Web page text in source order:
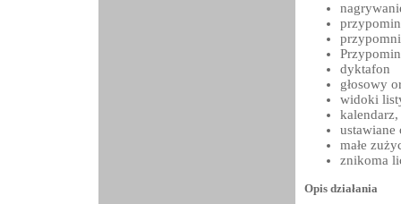
dyktafon
głosowy
widoki
ustawiane
małe
znikoma
Opis działania